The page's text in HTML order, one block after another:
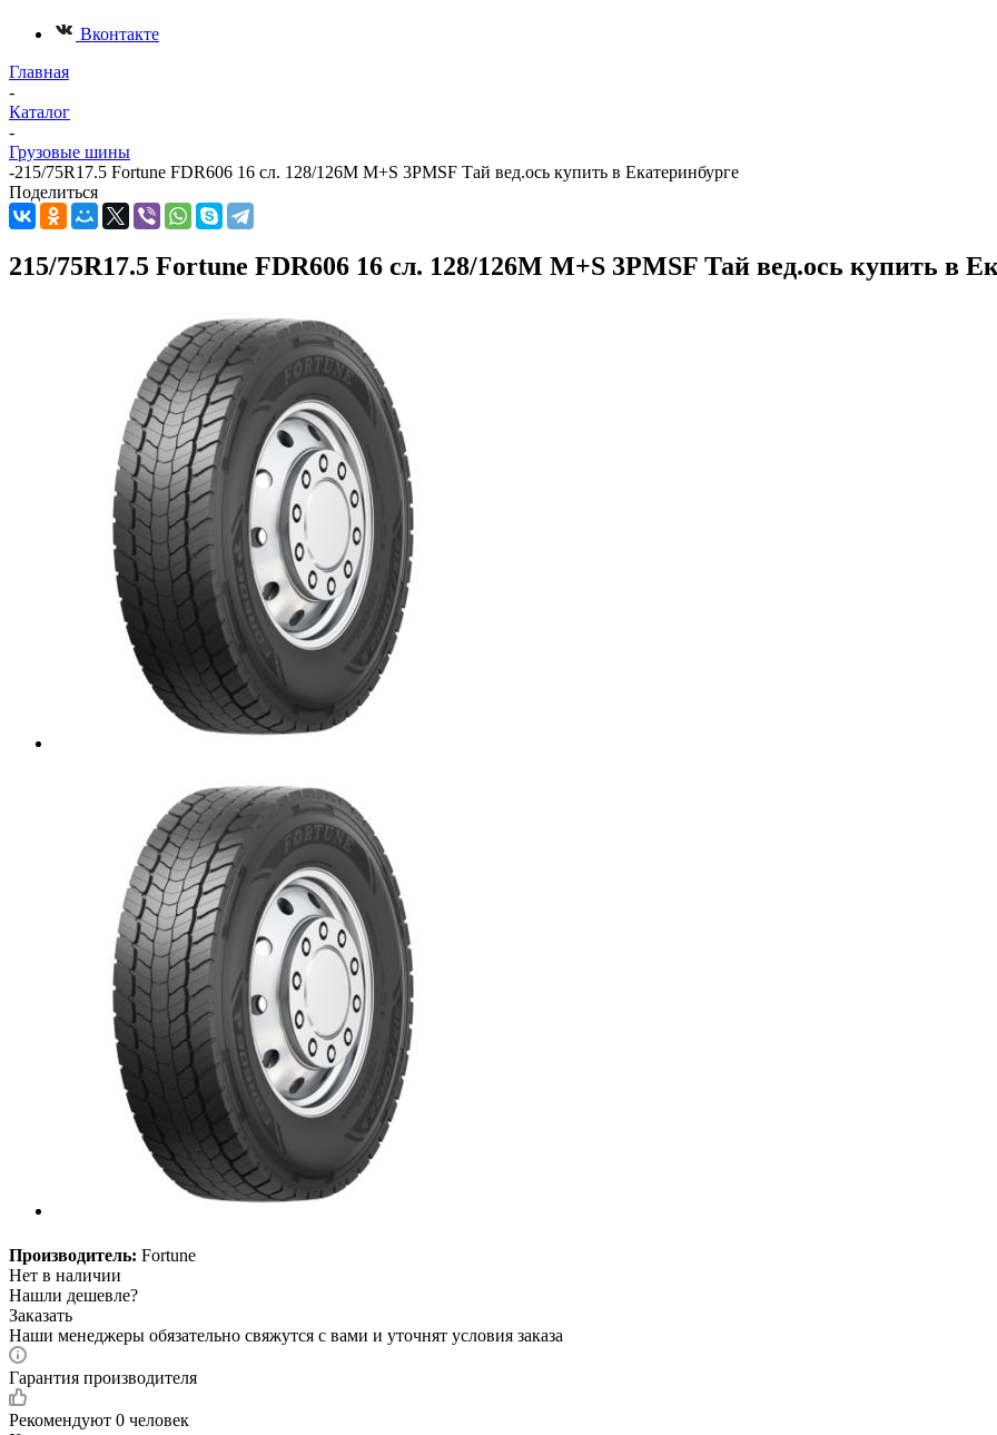
Вконтакте
Главная
-
Каталог
-
Грузовые шины
-215/75R17.5 Fortune FDR606 16 сл. 128/126M M+S 3PMSF Тай вед.ось купить в Екатеринбурге
Поделиться
215/75R17.5 Fortune FDR606 16 сл. 128/126M M+S 3PMSF Тай вед.ось купить в
Производитель: Fortune
Нет в наличии
Нашли дешевле?
Заказать
Наши менеджеры обязательно свяжутся с вами и уточнят условия заказа
Гарантия производителя
Рекомендуют 0 человек